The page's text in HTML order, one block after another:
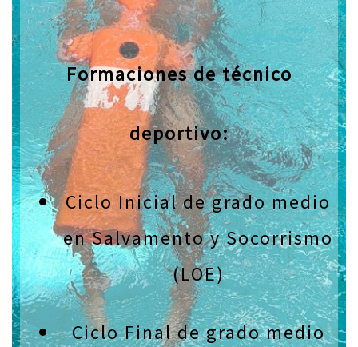
Formaciones de técnico
deportivo:
Ciclo Inicial de grado medio
en Salvamento y Socorrismo
(LOE)
Ciclo Final de grado medio